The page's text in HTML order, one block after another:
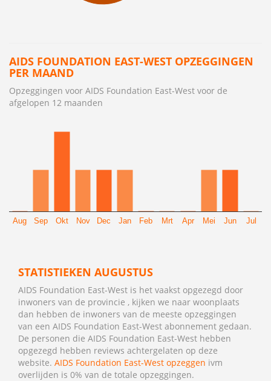
AIDS FOUNDATION EAST-WEST OPZEGGINGEN
PER MAAND
Opzeggingen voor AIDS Foundation East-West voor de
afgelopen 12 maanden
Aug Sep Okt Nov Dec Jan Feb Mrt Apr Mei Jun Jul
STATISTIEKEN AUGUSTUS
AIDS Foundation East-West is het vaakst opgezegd door
inwoners van de provincie , kijken we naar woonplaats
dan hebben de inwoners van de meeste opzeggingen
van een AIDS Foundation East-West abonnement gedaan.
De personen die AIDS Foundation East-West hebben
opgezegd hebben reviews achtergelaten op deze
website. AIDS Foundation East-West opzeggen ivm
overlijden is 0% van de totale opzeggingen.